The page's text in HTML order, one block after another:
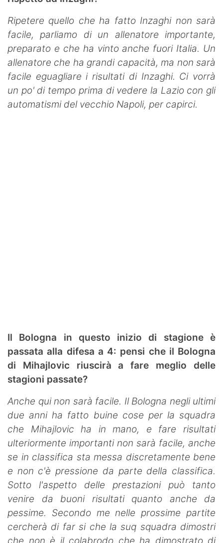
Ripetere quello che ha fatto Inzaghi non sarà
facile, parliamo di un allenatore importante,
preparato e che ha vinto anche fuori Italia. Un
allenatore che ha grandi capacità, ma non sarà
facile eguagliare i risultati di Inzaghi. Ci vorrà
un po' di tempo prima di vedere la Lazio con gli
automatismi del vecchio Napoli, per capirci.
Il Bologna in questo inizio di stagione è
passata alla difesa a 4: pensi che il Bologna
di Mihajlovic riuscirà a fare meglio delle
stagioni passate?
Anche qui non sarà facile. Il Bologna negli ultimi
due anni ha fatto buine cose per la squadra
che Mihajlovic ha in mano, e fare risultati
ulteriormente importanti non sarà facile, anche
se in classifica sta messa discretamente bene
e non c'è pressione da parte della classifica.
Sotto l'aspetto delle prestazioni può tanto
venire da buoni risultati quanto anche da
pessime. Secondo me nelle prossime partite
cercherà di far si che la suq squadra dimostri
che non è il colabrodo che ha dimostrato di